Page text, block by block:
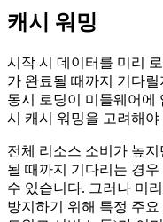
캐시 워밍
시작 시 데이터를 미리
가 완료될 때까지 기다
동시 로딩이 미들웨어에
시 캐시 워밍을 고려해
전체 리소스 소비가 높
될 때까지 기다리는 경
수 있습니다. 그러나 미
방지하기 위해 특정 주